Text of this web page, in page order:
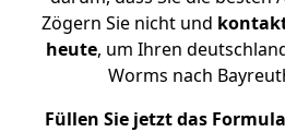
Zögern Sie nicht und
heute, um Ihren
Worms nach
Füllen Sie jetzt das